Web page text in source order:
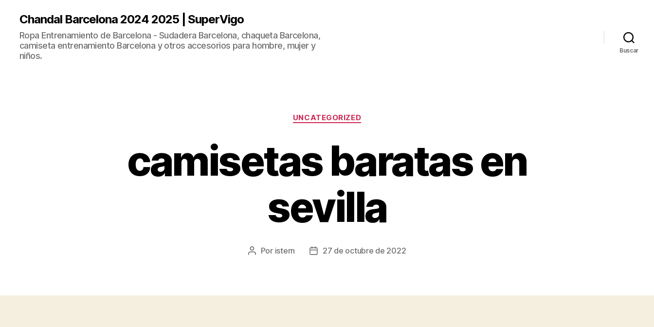
Chandal Barcelona 2024 2025 | SuperVigo
Ropa Entrenamiento de Barcelona - Sudadera Barcelona, chaqueta Barcelona,
camiseta entrenamiento Barcelona y otros accesorios para hombre, mujer y
niños.
Buscar
Categorías
UNCATEGORIZED
camisetas baratas en
sevilla
Autor
Por istern
Fecha27 de octubre de 2022